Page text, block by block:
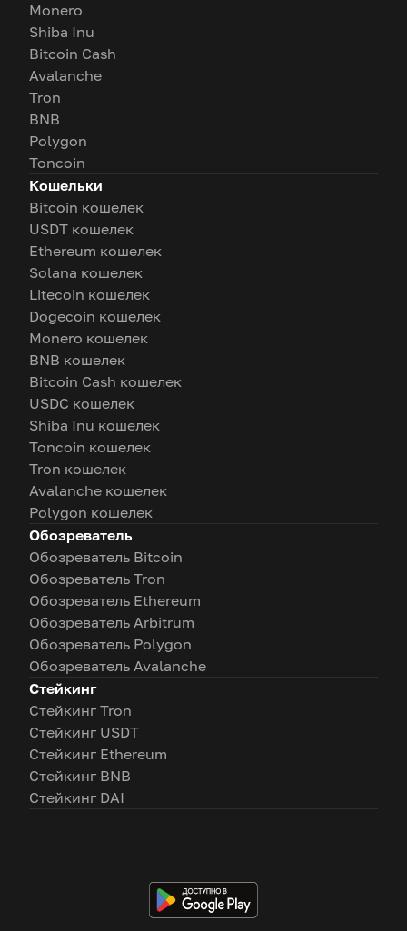
Monero
Shiba Inu
Bitcoin Cash
Avalanche
Tron
BNB
Polygon
Toncoin
Кошельки
Bitcoin кошелек
USDT кошелек
Ethereum кошелек
Solana кошелек
Litecoin кошелек
Dogecoin кошелек
Monero кошелек
BNB кошелек
Bitcoin Cash кошелек
USDC кошелек
Shiba Inu кошелек
Toncoin кошелек
Tron кошелек
Avalanche кошелек
Polygon кошелек
Обозреватель
Обозреватель Bitcoin
Обозреватель Tron
Обозреватель Ethereum
Обозреватель Arbitrum
Обозреватель Polygon
Обозреватель Avalanche
Стейкинг
Стейкинг Tron
Стейкинг USDT
Стейкинг Ethereum
Стейкинг BNB
Стейкинг DAI